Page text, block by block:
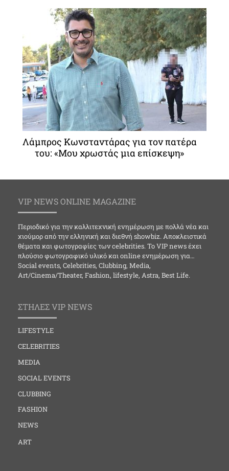
Λάμπρος Κωνσταντάρας για τον πατέρα
του: «Μου χρωστάς μια επίσκεψη»
VIP NEWS ONLINE MAGAZINE
Περιοδικό για την καλλιτεχνική ενημέρωση με πολλά νέα και
χιούμορ από την ελληνική και διεθνή showbiz. Αποκλειστικά
θέματα και φωτογραφίες των celebrities. Το VIP news έχει
πλούσιο φωτογραφικό υλικό και online ενημέρωση για…
Social events, Celebrities, Clubbing, Media,
Art/Cinema/Theater, Fashion, lifestyle, Astra, Best Life.
ΣΤΗΛΕΣ VIP NEWS
LIFESTYLE
CELEBRITIES
MEDIA
SOCIAL EVENTS
CLUBBING
FASHION
NEWS
ART